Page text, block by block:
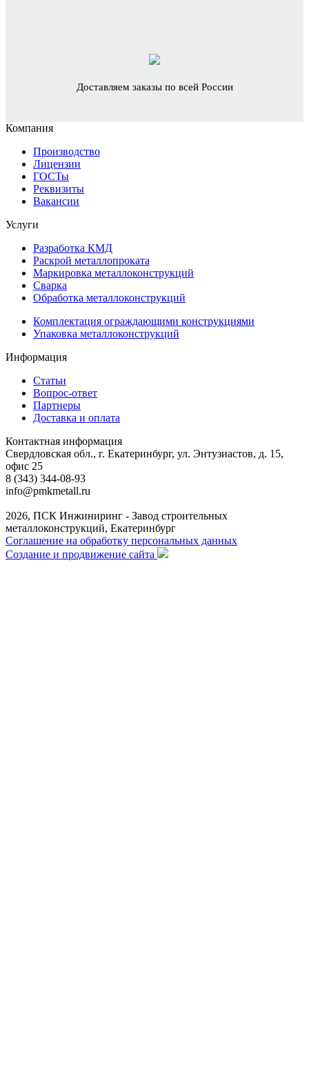
Доставляем заказы по всей России
Компания
Производство
Лицензии
ГОСТы
Реквизиты
Вакансии
Услуги
Разработка КМД
Раскрой металлопроката
Маркировка металлоконструкций
Сварка
Обработка металлоконструкций
Комплектация ограждающими конструкциями
Упаковка металлоконструкций
Информация
Статьи
Вопрос-ответ
Партнеры
Доставка и оплата
Контактная информация
Свердловская обл., г. Екатеринбург, ул. Энтузиастов, д. 15,
офис 25
8 (343) 344-08-93
info@pmkmetall.ru
2026, ПСК Инжиниринг - Завод строительных
металлоконструкций, Екатеринбург
Соглашение на обработку персональных данных
Создание и продвижение сайта